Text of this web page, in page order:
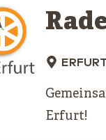
ERFURT
Erfurt!